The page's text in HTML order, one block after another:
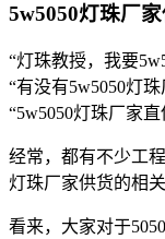
5w5050灯珠厂
“灯珠教授，我要
“有没有5w5050灯
“5w5050灯珠厂家
经常，都有不少工
灯珠厂家供货的相关
看来，大家对于